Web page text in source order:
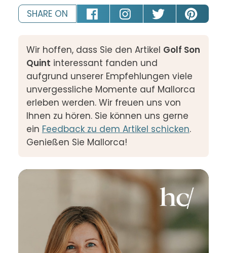
SHARE ON
Wir hoffen, dass Sie den Artikel Golf Son
Quint interessant fanden und
aufgrund unserer Empfehlungen viele
unvergessliche Momente auf Mallorca
erleben werden. Wir freuen uns von
Ihnen zu hören. Sie können uns gerne
ein Feedback zu dem Artikel schicken.
Genießen Sie Mallorca!